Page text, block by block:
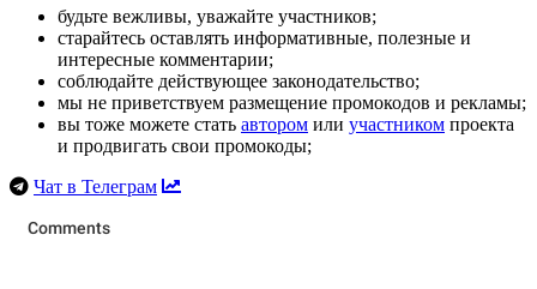
будьте вежливы, уважайте участников;
старайтесь оставлять информативные, полезные и
интересные комментарии;
соблюдайте действующее законодательство;
мы не приветствуем размещение промокодов и рекламы;
вы тоже можете стать автором или участником проекта
и продвигать свои промокоды;
Чат в Телеграм